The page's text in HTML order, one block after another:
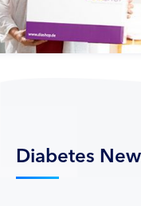
Diabetes